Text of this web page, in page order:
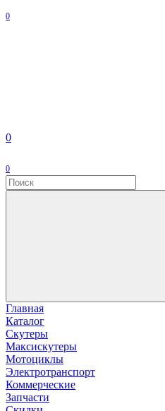
0
0
0
Главная
Каталог
Скутеры
Максискутеры
Мотоциклы
Электротранспорт
Коммерческие
Запчасти